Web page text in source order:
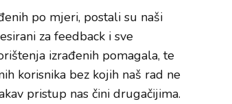
po mjeri, postali su naši
za feedback i sve
izrađenih pomagala, te
korisnika bez kojih naš rad ne
pristup nas čini drugačijima.